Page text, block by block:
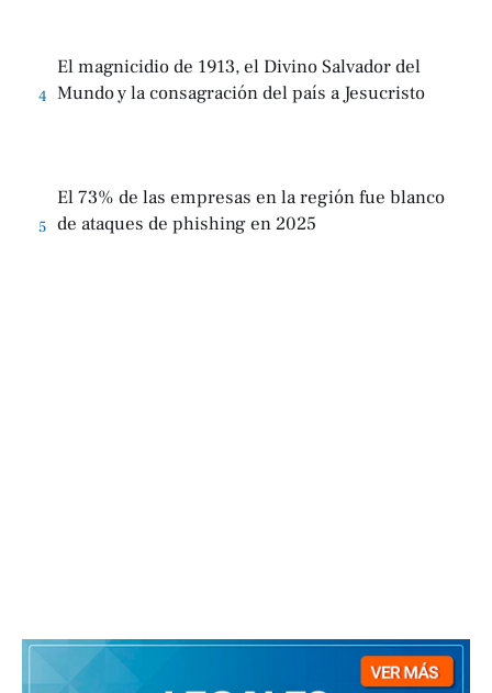
4
El magnicidio de 1913, el Divino Salvador del
Mundo y la consagración del país a Jesucristo
5
El 73% de las empresas en la región fue blanco
de ataques de phishing en 2025